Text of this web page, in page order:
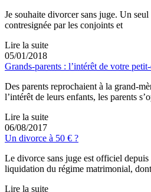
Je souhaite divorcer sans juge. Un
contresignée par les conjoints et
Lire la suite
05/01/2018
Grands-parents : l’intérêt de votre
Des parents reprochaient à la grand-
l’intérêt de leurs enfants, les parents
Lire la suite
06/08/2017
Un divorce à 50 € ?
Le divorce sans juge est officiel depuis
liquidation du régime matrimonial,
Lire la suite